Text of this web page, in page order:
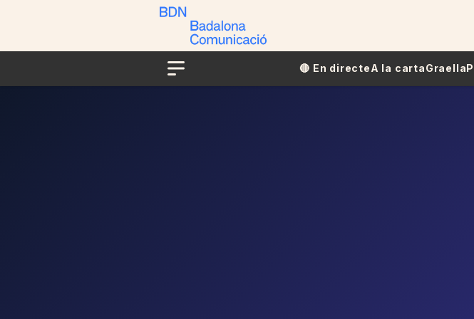
Menu
🔴​​ En directeA la cartaGraella